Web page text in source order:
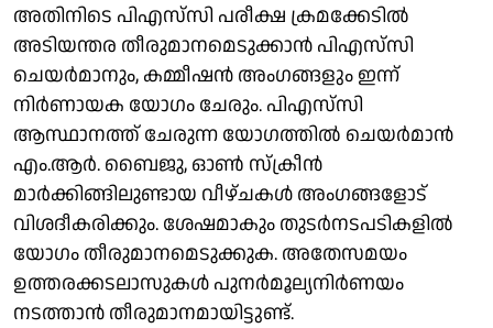
അതിനിടെ പിഎസ്‌സി പരീക്ഷ ക്രമക്കേടിൽ
അടിയന്തര തീരുമാനമെടുക്കാൻ പിഎസ്‌സി
ചെയർമാനും, കമ്മീഷൻ അംഗങ്ങളും ഇന്ന്
നിർണായക യോഗം ചേരും. പിഎസ്‌സി
ആസ്ഥാനത്ത് ചേരുന്ന യോഗത്തിൽ ചെയർമാൻ
എം.ആർ. ബൈജു, ഓൺ സ്ക്രീൻ
മാർക്കിങ്ങിലുണ്ടായ വീഴ്ചകൾ അംഗങ്ങളോട്
വിശദീകരിക്കും. ശേഷമാകും തുടർനടപടികളില്‍
യോഗം തീരുമാനമെടുക്കുക. അതേസമയം
ഉത്തരക്കടലാസുകൾ പുനർമൂല്യനിർണയം
നടത്താൻ തീരുമാനമായിട്ടുണ്ട്.